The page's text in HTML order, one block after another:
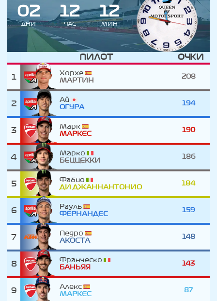
02
ДНИ
12
ЧАС
12
МИН
ПИЛОТ ОЧКИ
1
Хорхе
МАРТИН
208
2
Ай
ОГУРА
194
3
Марк
МАРКЕС
190
4
Марко
БЕЦЦЕККИ
186
5
Фабио
ДИ ДЖАННАНТОНИО
184
6
Рауль
ФЕРНАНДЕС
159
7
Педро
АКОСТА
148
8
Франческо
БАНЬЯЯ
143
9
Алекс
МАРКЕС
87